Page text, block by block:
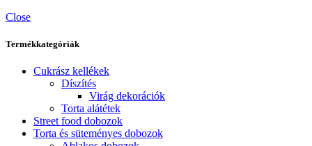
Close
Termékkategóriák
Cukrász kellékek
Díszítés
Virág dekorációk
Torta alátétek
Street food dobozok
Torta és süteményes dobozok